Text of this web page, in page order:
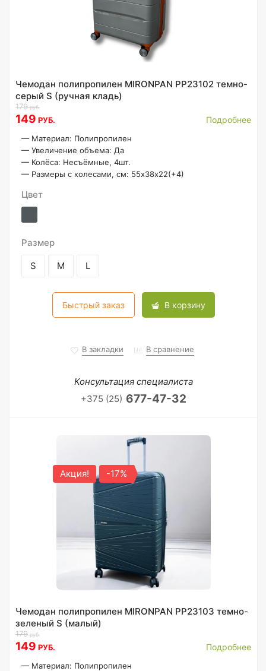
Чемодан полипропилен MIRONPAN PP23102 темно-
серый S (ручная кладь)
179руб.
149 РУБ. Подробнее
— Материал: Полипропилен
— Увеличение объема: Да
— Колёса: Несъёмные, 4шт.
— Размеры с колесами, см: 55х38х22(+4)
Цвет
Размер
S M L
Быстрый заказ В корзину
В закладки В сравнение
Консультация специалиста
+375 (25) 677-47-32
Акция! -17%
Чемодан полипропилен MIRONPAN PP23103 темно-
зеленый S (малый)
179руб.
149 РУБ. Подробнее
— Материал: Полипропилен